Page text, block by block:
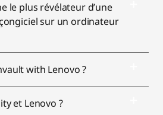
le plus révélateur d’une
sur un ordinateur
with Lenovo ?
et Lenovo ?